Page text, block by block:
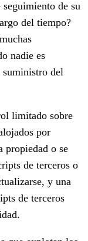
de su
del tiempo?
nadie es
suministro del
limitado sobre
por
propiedad o se
de terceros o
y una
de terceros